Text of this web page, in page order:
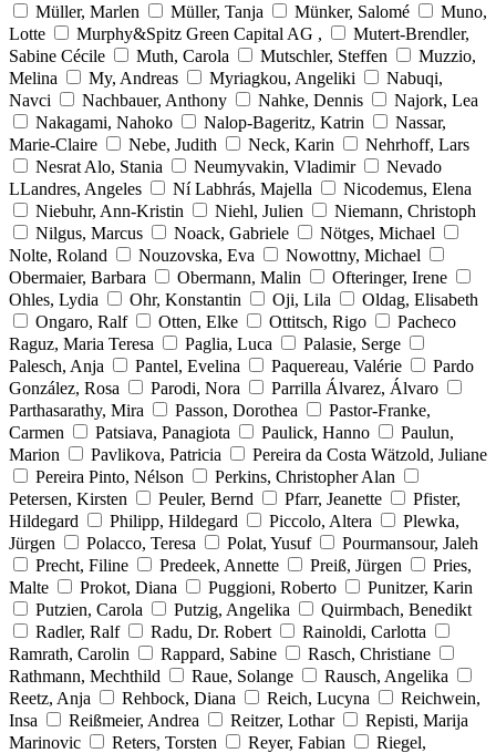
Müller, Marlen
Müller, Tanja Münker, Salomé
Muno,
Lotte
Murphy&Spitz Green Capital AG ,
Mutert-Brendler,
Sabine Cécile
Muth, Carola Mutschler, Steffen
Muzzio,
Melina
My, Andreas Myriagkou, Angeliki
Nabuqi,
Navci
Nachbauer, Anthony Nahke, Dennis
Najork, Lea
Nakagami, Nahoko
Nalop-Bageritz, Katrin
Nassar,
Marie-Claire
Nebe, Judith Neck, Karin
Nehrhoff, Lars
Nesrat Alo, Stania
Neumyvakin, Vladimir
Nevado
LLandres, Angeles
Ní Labhrás, Majella
Nicodemus, Elena
Niebuhr, Ann-Kristin
Niehl, Julien
Niemann, Christoph
Nilgus, Marcus
Noack, Gabriele
Nötges, Michael
Nolte, Roland
Nouzovska, Eva
Nowottny, Michael
Obermaier, Barbara
Obermann, Malin
Ofteringer, Irene
Ohles, Lydia
Ohr, Konstantin Oji, Lila
Oldag, Elisabeth
Ongaro, Ralf
Otten, Elke Ottitsch, Rigo
Pacheco
Raguz, Maria Teresa
Paglia, Luca
Palasie, Serge
Palesch, Anja
Pantel, Evelina Paquereau, Valérie
Pardo
González, Rosa
Parodi, Nora
Parrilla Álvarez, Álvaro
Parthasarathy, Mira
Passon, Dorothea
Pastor-Franke,
Carmen
Patsiava, Panagiota Paulick, Hanno
Paulun,
Marion
Pavlikova, Patricia
Pereira da Costa Wätzold, Juliane
Pereira Pinto, Nélson
Perkins, Christopher Alan
Petersen, Kirsten
Peuler, Bernd Pfarr, Jeanette
Pfister,
Hildegard
Philipp, Hildegard Piccolo, Altera
Plewka,
Jürgen
Polacco, Teresa Polat, Yusuf
Pourmansour, Jaleh
Precht, Filine
Predeek, Annette Preiß, Jürgen
Pries,
Malte
Prokot, Diana Puggioni, Roberto
Punitzer, Karin
Putzien, Carola
Putzig, Angelika
Quirmbach, Benedikt
Radler, Ralf
Radu, Dr. Robert
Rainoldi, Carlotta
Ramrath, Carolin
Rappard, Sabine
Rasch, Christiane
Rathmann, Mechthild
Raue, Solange
Rausch, Angelika
Reetz, Anja
Rehbock, Diana Reich, Lucyna
Reichwein,
Insa
Reißmeier, Andrea Reitzer, Lothar
Repisti, Marija
Marinovic
Reters, Torsten Reyer, Fabian
Riegel,